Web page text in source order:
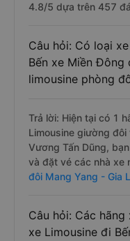
4.8/5 dựa trên 457
Câu hỏi: Có loại
Bến xe Miền Đông
limousine phòng
Trả lời: Hiện tại có 1
Limousine giường
Vương Tấn Dũng,
và đặt vé các nhà xe
đôi Mang Yang - Gia
Câu hỏi: Các
xe Limousine đi